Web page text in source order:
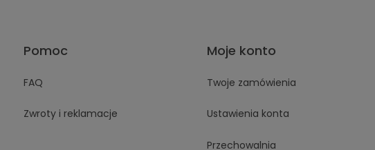
Pomoc
FAQ
Zwroty i reklamacje
Moje konto
Twoje zamówienia
Ustawienia konta
Przechowalnia